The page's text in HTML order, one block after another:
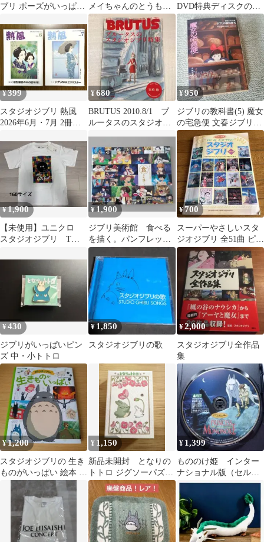
ブリ ポーズがいっぱい
トトロ
メイちゃんのとうもろ
こし キーホルダー
DVD特典ディスクの
み 本編観れます！
¥399
スタジオジブリ 熱風
2026年6月・7月 2冊セ
¥680
BRUTUS 2010.8/1 ブ
ルータスのスタジオジ
¥950
ジブリの教科書(5) 魔女
の宅急便 文春ジブリ文
庫
¥1,900
【未使用】ユニクロ
スタジオジブリ Tシ
¥1,900
ジブリ美術館 食べる
を描く。パンフレッ
ト 初版
¥700
スーパーやさしいスタ
ジオジブリ 全51曲 ピア
ノ楽譜
¥430
ジブリがいっぱいピン
ズ 中・小トトロ
¥1,850
スタジオジブリの歌
¥2,000
スタジオジブリ全作品
集
¥1,200
スタジオジブリの 生き
ものがいっぱい 絵本 え
ほん 児童書 子供 こど
も 読書
¥ 1,150
新品未開封 となりの
トトロ ジグソーパズル
150ピース
¥ 1,399
もののけ姫 インター
ナショナル版（セル品
特典ディスク）